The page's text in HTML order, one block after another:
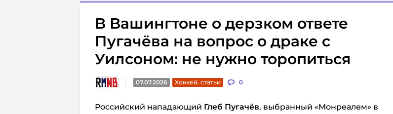
В Вашингтоне о дерзком ответе
Пугачёва на вопрос о драке с
Уилсоном: не нужно торопиться
07.07.2026 Хоккей. статьи 0
Российский нападающий Глеб Пугачёв, выбранный «Монреалем» в